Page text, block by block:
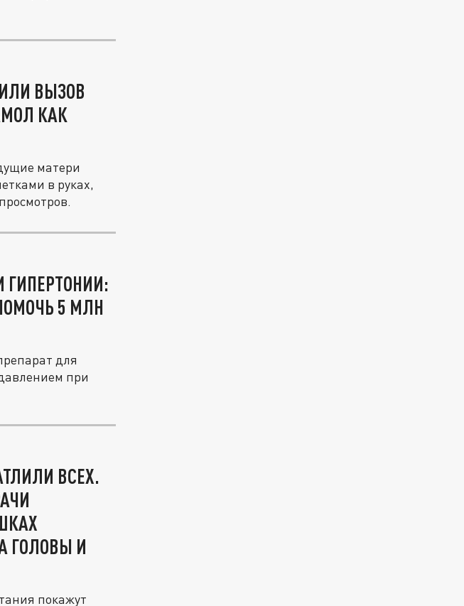
ВЫЗОВ
КАК
матери
в руках,
ГИПЕРТОНИИ:
5 МЛН
для
при
ВСЕХ.
ГОЛОВЫ И
покажут